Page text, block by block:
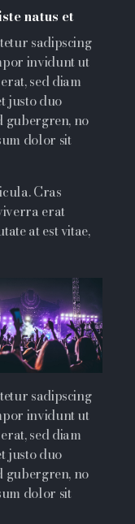
natus et
sadipscing
invidunt ut
sed diam
justo duo
gubergren, no
dolor sit
Cras
erat
at est vitae,
sadipscing
invidunt ut
sed diam
justo duo
gubergren, no
dolor sit